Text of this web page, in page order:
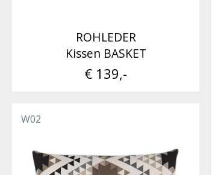
ROHLEDER
Kissen BASKET
€ 139,-
W02